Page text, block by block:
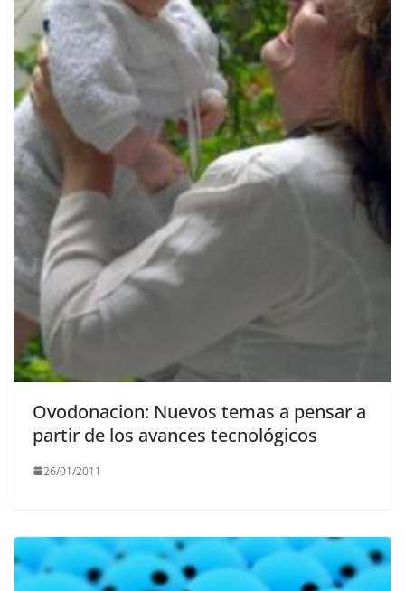
Ovodonacion: Nuevos temas a pensar a
partir de los avances tecnológicos
26/01/2011